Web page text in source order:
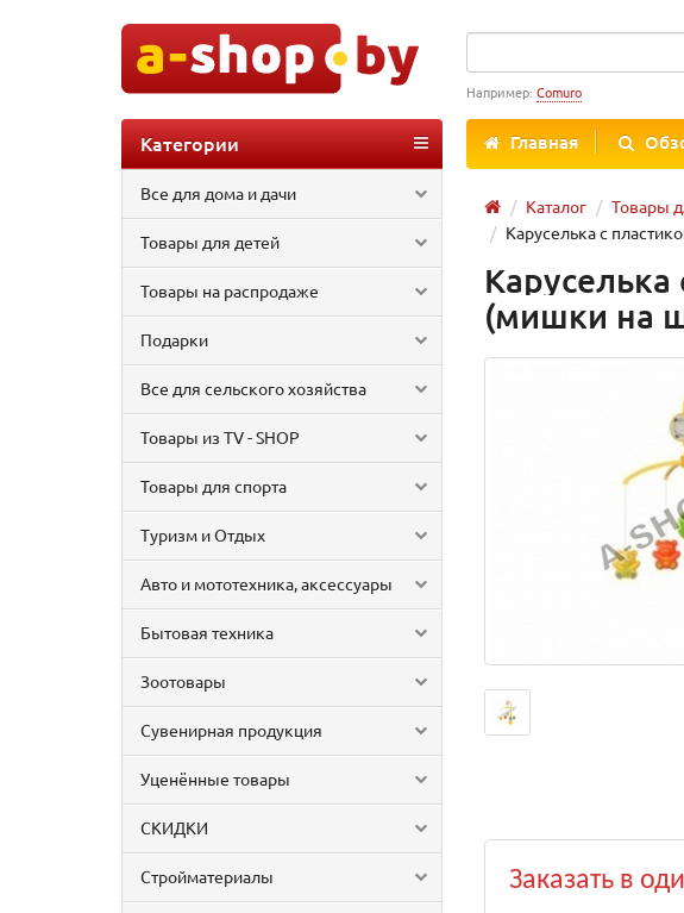
Например: Comuro
Главная
Категории
Все для дома и дачи
Товары для детей
Товары на распродаже
Подарки
Все для сельского хозяйства
Товары из TV - SHOP
Товары для спорта
Туризм и Отдых
Авто и мототехника, аксессуары
Бытовая техника
Зоотовары
Сувенирная продукция
Уценённые товары
СКИДКИ
Стройматериалы
Каталог Товары
Каруселька с
(мишки на
Заказать в